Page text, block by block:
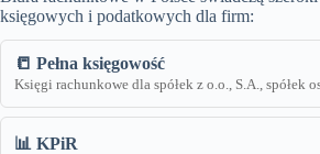
księgowych i podatkowych dla firm:
📒 Pełna księgowość
Księgi rachunkowe dla spółek z o.o., S.A., spółek
📊 KPiR